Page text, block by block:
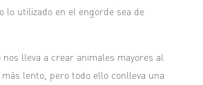
lo utilizado en el engorde sea de
lleva a crear animales mayores al
lento, pero todo ello conlleva una